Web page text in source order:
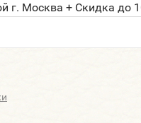
г. Москва + Скидка до